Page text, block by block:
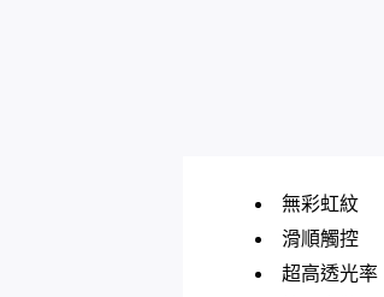
無彩虹紋
滑順觸控
超高透光率